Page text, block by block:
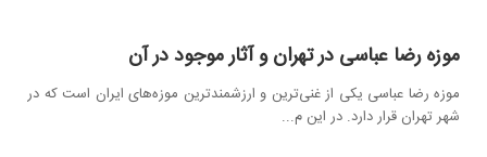
موزه رضا عباسی در تهران و آثار موجود در آن
موزه رضا عباسی یکی از غنی‌ترین و ارزشمند‌ترین موزه‌های ایران است که در
شهر تهران قرار دارد. در این م...